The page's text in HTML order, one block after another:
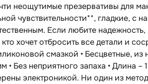
неощутимые презервативы для
чувствительности**, гладкие, с
Если любите
хочет отбросить все детали и
смазкой • Бесцветные, из
• Без неприятного запаха • Длина
электроникой. Ни один из